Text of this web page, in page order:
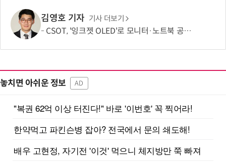
김영호 기자 기사 더보기
CSOT, '잉크젯 OLED'로 모니터·노트북 공략 본격화…MSI 모니터 공개
놓치면 아쉬운 정보 AD